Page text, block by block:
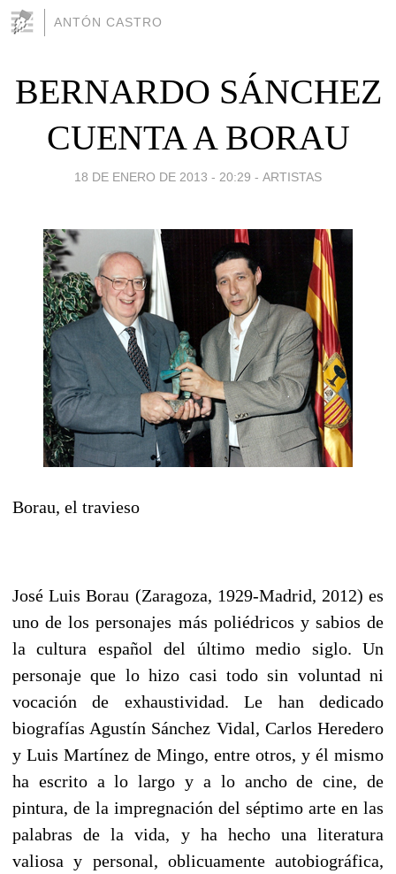
ANTÓN CASTRO
BERNARDO SÁNCHEZ
CUENTA A BORAU
18 DE ENERO DE 2013 - 20:29 - ARTISTAS
Borau, el travieso
José Luis Borau (Zaragoza, 1929-Madrid, 2012) es
uno de los personajes más poliédricos y sabios de
la cultura español del último medio siglo. Un
personaje que lo hizo casi todo sin voluntad ni
vocación de exhaustividad. Le han dedicado
biografías Agustín Sánchez Vidal, Carlos Heredero
y Luis Martínez de Mingo, entre otros, y él mismo
ha escrito a lo largo y a lo ancho de cine, de
pintura, de la impregnación del séptimo arte en las
palabras de la vida, y ha hecho una literatura
valiosa y personal, oblicuamente autobiográfica,